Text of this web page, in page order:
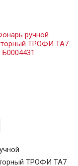
ТРОФИ TA7